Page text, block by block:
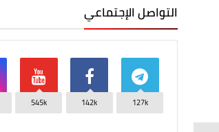
التواصل الإجتماعي
127k
142k
545k